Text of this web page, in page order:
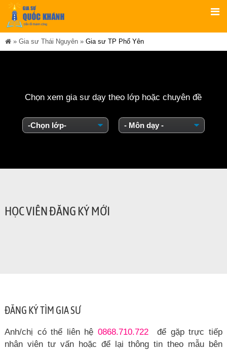
» Gia sư Thái Nguyên » Gia sư TP Phổ Yên
Chọn xem gia sư dạy theo lớp hoặc chuyên đề
HỌC VIÊN ĐĂNG KÝ MỚI
ĐĂNG KÝ TÌM GIA SƯ
Anh/chị có thể liên hệ 0868.710.722
để gặp trực tiếp
nhân viên tư vấn hoặc để lại thông tin theo mẫu bên